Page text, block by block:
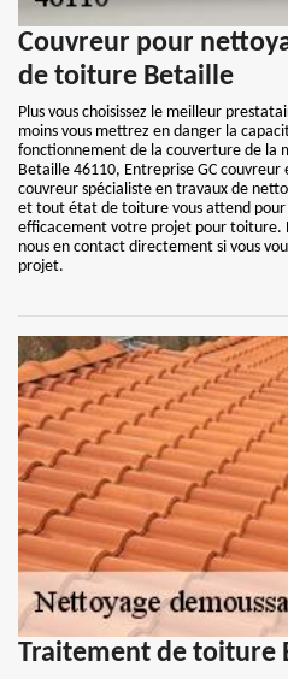
Couvreur pour
de toiture Betaille
Plus vous choisissez le meilleur
moins vous mettrez en danger la
fonctionnement de la couverture de la
Betaille 46110, Entreprise GC
couvreur spécialiste en travaux de
et tout état de toiture vous attend
efficacement votre projet pour toiture.
nous en contact directement si vous
projet.
Traitement de toiture